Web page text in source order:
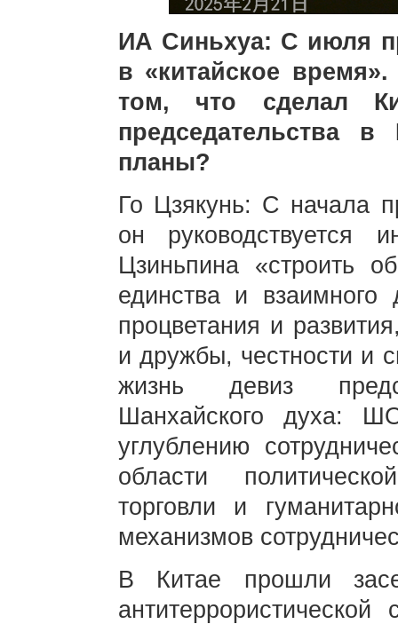
ИА Синьхуа: С июля
в «китайское
том, что сделал
председательства
планы?
Го Цзякунь: С начала
он руководствуется
Цзиньпина «строить
единства и взаимного
процветания и
и дружбы, честности и
жизнь девиз
Шанхайского духа:
углублению
области
торговли и
механизмов
В Китае прошли